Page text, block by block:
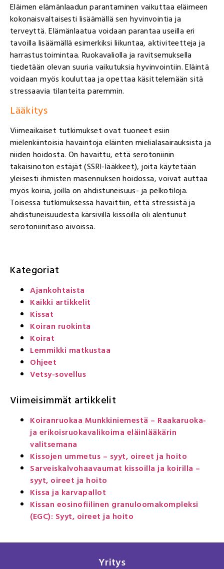
Eläimen elämänlaadun parantaminen vaikuttaa eläimeen
kokonaisvaltaisesti lisäämällä sen hyvinvointia ja
terveyttä. Elämänlaatua voidaan parantaa useilla eri
tavoilla lisäämällä esimerkiksi liikuntaa, aktiviteetteja ja
harrastustoimintaa. Ruokavaliolla ja ravitsemuksella
tiedetään olevan suuria vaikutuksia hyvinvointiin. Eläintä
voidaan myös kouluttaa ja opettaa käsittelemään sitä
stressaavia tilanteita paremmin.
Lääkitys
Viimeaikaiset tutkimukset ovat tuoneet esiin
mielenkiintoisia havaintoja eläinten mielialasairauksista ja
niiden hoidosta. On havaittu, että serotoniinin
takaisinoton estäjät (SSRI-lääkkeet), joita käytetään
yleisesti ihmisten masennuksen hoidossa, voivat auttaa
myös koiria, joilla on ahdistuneisuus- ja pelkotiloja.
Toisessa tutkimuksessa havaittiin, että stressistä ja
ahdistuneisuudesta kärsivillä kissoilla oli alentunut
serotoniinitaso aivoissa.
Kategoriat
Ajankohtaista
Kaikki artikkelit
Kissat
Koiran ruokinta
Koirat
Lemmikki matkustaa
Ohjeet
Vetsy-sovellus
Viimeisimmät artikkelit
Koiranruokaa Munkkiniemestä – Raakaruoka-
ja erikoisruokavalikoima eläinlääkärin
valitsemana
Kissojen ummetus – syyt, oireet ja hoito
Sarveiskalvohaavaumat kissoilla ja koirilla –
syyt, oireet ja hoito
Kissa ja karvapallot
Kissan eosinofiilinen granuloomakompleksi
(EGC): Syyt, oireet ja hoito
Yritys